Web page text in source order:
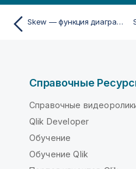
Skew — функция диаграммы
Справочные
Справочные
Qlik Developer
Обучение
Обучение Qlik